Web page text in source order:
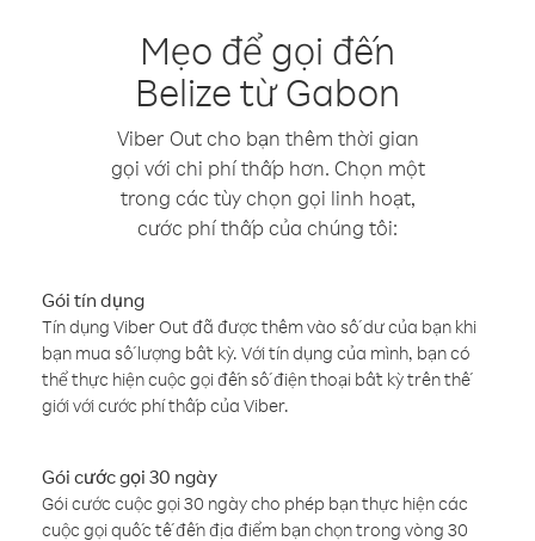
Mẹo để gọi đến
Belize từ Gabon
Viber Out cho bạn thêm thời gian
gọi với chi phí thấp hơn. Chọn một
trong các tùy chọn gọi linh hoạt,
cước phí thấp của chúng tôi:
Gói tín dụng
Tín dụng Viber Out đã được thêm vào số dư của bạn khi
bạn mua số lượng bất kỳ. Với tín dụng của mình, bạn có
thể thực hiện cuộc gọi đến số điện thoại bất kỳ trên thế
giới với cước phí thấp của Viber.
Gói cước gọi 30 ngày
Gói cước cuộc gọi 30 ngày cho phép bạn thực hiện các
cuộc gọi quốc tế đến địa điểm bạn chọn trong vòng 30